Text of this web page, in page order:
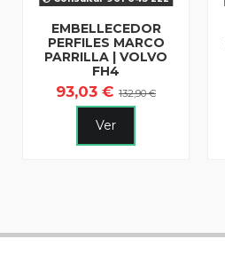
EMBELLECEDOR
PERFILES MARCO
PARRILLA | VOLVO
FH4
93,03 € 132,90 €
Ver